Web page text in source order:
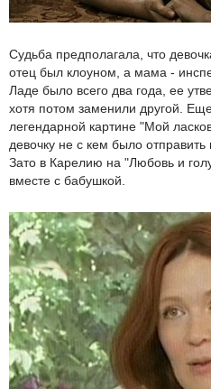
Судьба предполагала, что
отец был клоуном, а мама -
Ладе было всего два года, ее
хотя потом заменили другой.
легендарной картине "Мой
девочку не с кем было
Зато в Карелию на "Любовь и
вместе с бабушкой.